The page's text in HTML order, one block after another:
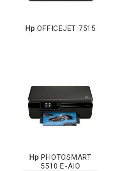
Hp OFFICEJET 7515
Hp PHOTOSMART
5510 E-AIO